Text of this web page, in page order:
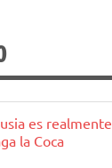
es
la Coca